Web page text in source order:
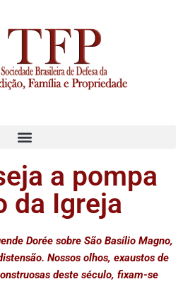
a pompa
da Igreja
Dorée sobre São Basílio Magno,
Nossos olhos, exaustos de
deste século, fixam-se